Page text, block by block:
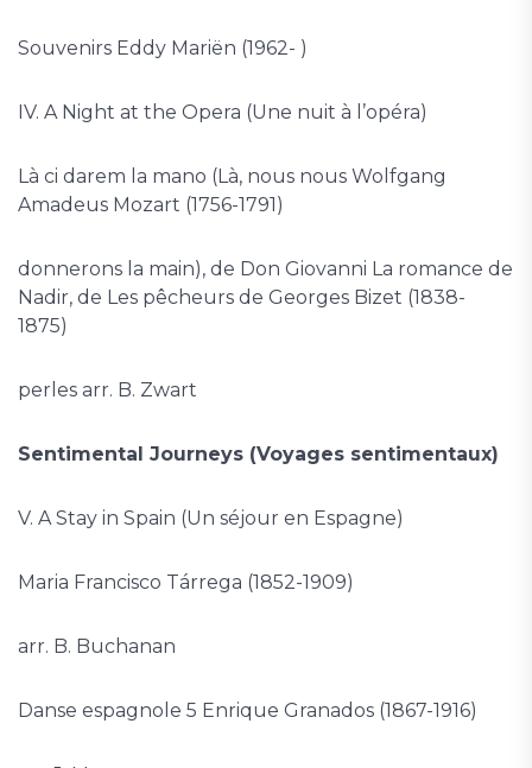
Souvenirs Eddy Mariën (1962- )
IV. A Night at the Opera (Une nuit à l’opéra)
Là ci darem la mano (Là, nous nous Wolfgang
Amadeus Mozart (1756-1791)
donnerons la main), de Don Giovanni La romance de
Nadir, de Les pêcheurs de Georges Bizet (1838-
1875)
perles arr. B. Zwart
Sentimental Journeys (Voyages sentimentaux)
V. A Stay in Spain (Un séjour en Espagne)
Maria Francisco Tárrega (1852-1909)
arr. B. Buchanan
Danse espagnole 5 Enrique Granados (1867-1916)